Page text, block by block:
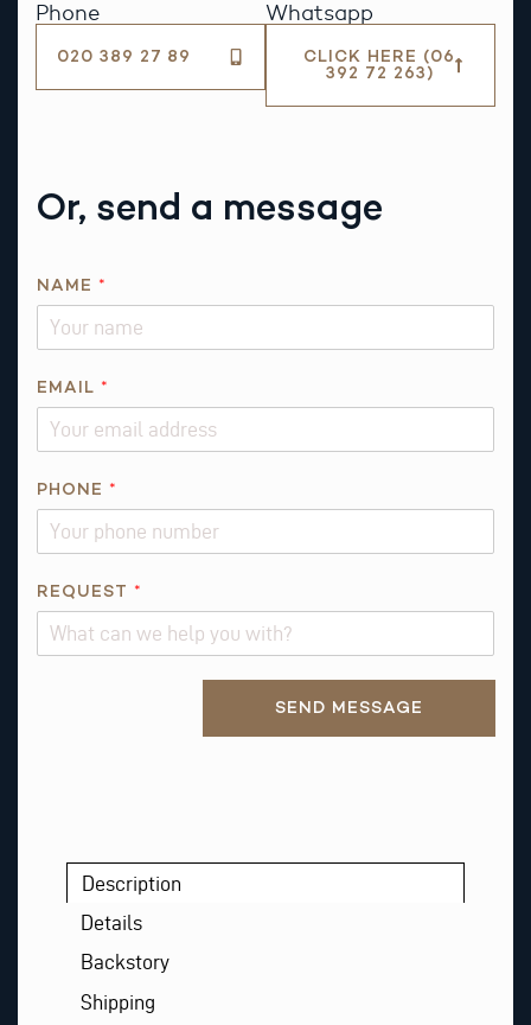
Phone
020 389 27 89
Whatsapp
CLICK HERE (06
392 72 263)
Or, send a message
NAME *
EMAIL *
P
N
PHONE *
REQUEST *
SEND MESSAGE
Description
Details
Backstory
Shipping